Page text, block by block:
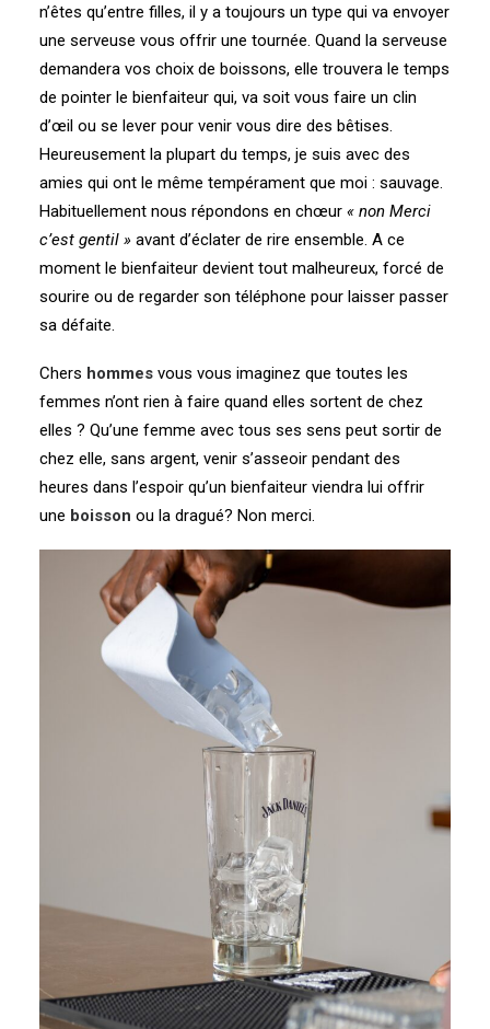
n’êtes qu’entre filles, il y a toujours un type qui va envoyer
une serveuse vous offrir une tournée. Quand la serveuse
demandera vos choix de boissons, elle trouvera le temps
de pointer le bienfaiteur qui, va soit vous faire un clin
d’œil ou se lever pour venir vous dire des bêtises.
Heureusement la plupart du temps, je suis avec des
amies qui ont le même tempérament que moi : sauvage.
Habituellement nous répondons en chœur « non Merci
c’est gentil » avant d’éclater de rire ensemble. A ce
moment le bienfaiteur devient tout malheureux, forcé de
sourire ou de regarder son téléphone pour laisser passer
sa défaite.
Chers hommes vous vous imaginez que toutes les
femmes n’ont rien à faire quand elles sortent de chez
elles ? Qu’une femme avec tous ses sens peut sortir de
chez elle, sans argent, venir s’asseoir pendant des
heures dans l’espoir qu’un bienfaiteur viendra lui offrir
une boisson ou la dragué? Non merci.